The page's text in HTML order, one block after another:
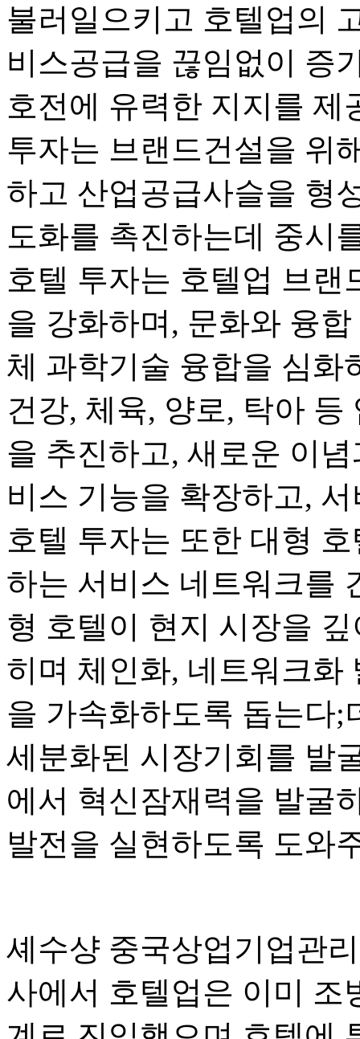
불러일으키고 호텔업의
비스공급을 끊임없이 증
호전에 유력한 지지를
투자는 브랜드건설을 위
하고 산업공급사슬을 형
도화를 촉진하는데 중시
호텔 투자는 호텔업 브랜
을 강화하며, 문화와 융
체 과학기술 융합을 심화
건강, 체육, 양로, 탁아
을 추진하고, 새로운 이
비스 기능을 확장하고,
호텔 투자는 또한 대형
하는 서비스 네트워크를
형 호텔이 현지 시장을
히며 체인화, 네트워크화
을 가속화하도록 돕는다;
세분화된 시장기회를 발
에서 혁신잠재력을 발굴
발전을 실현하도록 도와
셰수샹 중국상업기업관
사에서 호텔업은 이미 조